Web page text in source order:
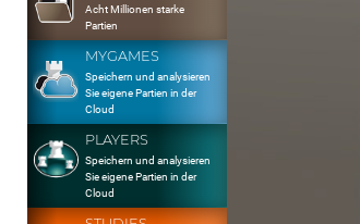
Acht Millionen starke
Partien
MYGAMES
Speichern und analysieren
Sie eigene Partien in der
Cloud
PLAYERS
Speichern und analysieren
Sie eigene Partien in der
Cloud